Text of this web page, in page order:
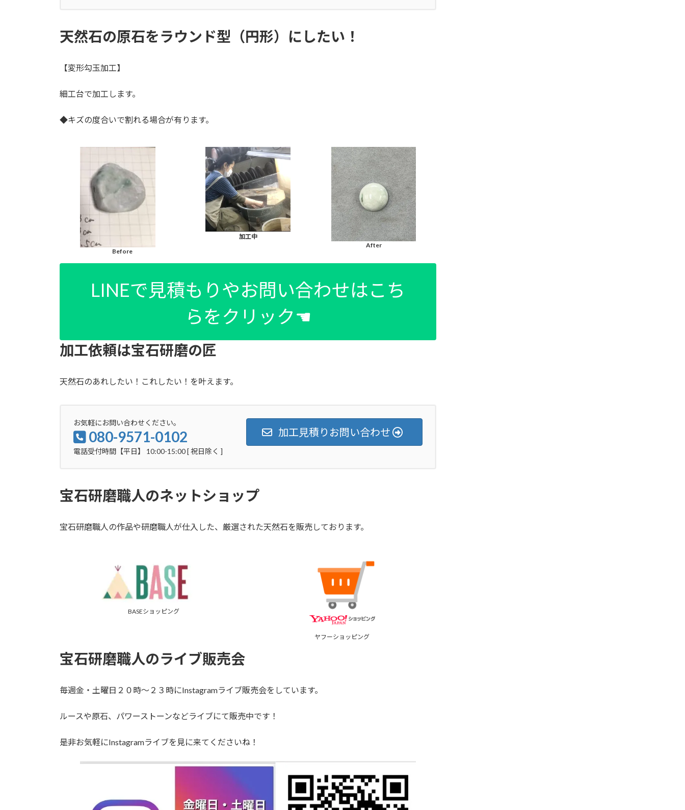
天然石の原石をラウンド型（円形）にしたい！
【変形勾玉加工】
細工台で加工します。
◆キズの度合いで割れる場合が有ります。
Before
加工中
After
LINEで見積もりやお問い合わせはこち
らをクリック☚
加工依頼は宝石研磨の匠
天然石のあれしたい！これしたい！を叶えます。
お気軽にお問い合わせください。
080-9571-0102
電話受付時間【平日】 10:00-15:00 [ 祝日除く ]
加工見積りお問い合わせ
宝石研磨職人のネットショップ
宝石研磨職人の作品や研磨職人が仕入した、厳選された天然石を販売しております。
BASEショッピング
ヤフーショッピング
宝石研磨職人のライブ販売会
毎週金・土曜日２０時～２３時にInstagramライブ販売会をしています。
ルースや原石、パワーストーンなどライブにて販売中です！
是非お気軽にInstagramライブを見に来てくださいね！